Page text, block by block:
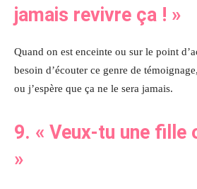
jamais revivre ça ! »
Quand on est enceinte ou sur le point
besoin d’écouter ce genre de
ou j’espère que ça ne le sera jamais.
9. « Veux-tu une fille
»